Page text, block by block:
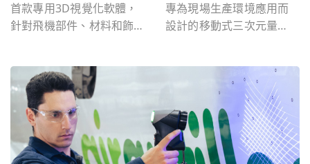
首款專用3D視覺化軟體，
針對飛機部件、材料和飾
求。
專為現場生產環境應用而
設計的移動式三次元量